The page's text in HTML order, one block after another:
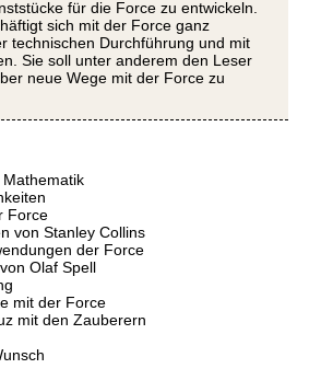
für die Force zu entwickeln.
sich mit der Force ganz
technischen Durchführung und mit
Sie soll unter anderem den Leser
neue Wege mit der Force zu
Mathematik
Force
von Stanley Collins
der Force
Olaf Spell
mit der Force
mit den Zauberern